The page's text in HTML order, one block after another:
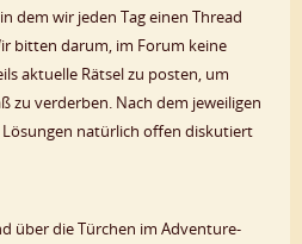
dem wir jeden Tag einen Thread
bitten darum, im Forum keine
aktuelle Rätsel zu posten, um
zu verderben. Nach dem jeweiligen
Lösungen natürlich offen diskutiert
über die Türchen im Adventure-